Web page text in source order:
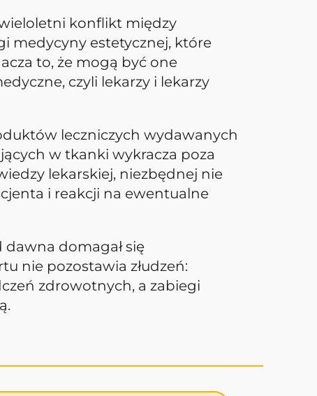
konflikt między
medycyny estetycznej, które
to, że mogą być one
czyli lekarzy i lekarzy
leczniczych wydawanych
w tkanki wykracza poza
lekarskiej, niezbędnej nie
i reakcji na ewentualne
domagał się
nie pozostawia złudzeń:
zdrowotnych, a zabiegi